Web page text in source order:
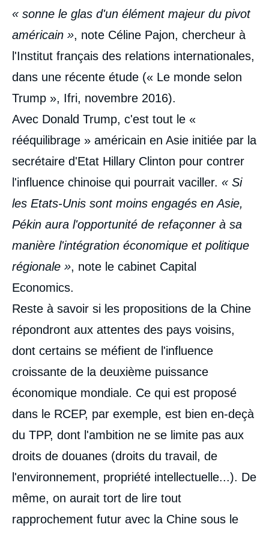
« sonne le glas d'un élément majeur du pivot
américain », note Céline Pajon, chercheur à
l'Institut français des relations internationales,
dans une récente étude (« Le monde selon
Trump », Ifri, novembre 2016).
Avec Donald Trump, c'est tout le «
rééquilibrage » américain en Asie initiée par la
secrétaire d'Etat Hillary Clinton pour contrer
l'influence chinoise qui pourrait vaciller. « Si
les Etats-Unis sont moins engagés en Asie,
Pékin aura l'opportunité de refaçonner à sa
manière l'intégration économique et politique
régionale », note le cabinet Capital
Economics.
Reste à savoir si les propositions de la Chine
répondront aux attentes des pays voisins,
dont certains se méfient de l'influence
croissante de la deuxième puissance
économique mondiale. Ce qui est proposé
dans le RCEP, par exemple, est bien en-deçà
du TPP, dont l'ambition ne se limite pas aux
droits de douanes (droits du travail, de
l'environnement, propriété intellectuelle...). De
même, on aurait tort de lire tout
rapprochement futur avec la Chine sous le